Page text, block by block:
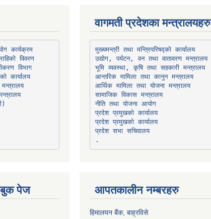
कार्यक्रम
सा.सु.भत्ता प्राप्त गर्ने लाभग्राहिको विवरण
राष्ट्रिय परिचयपत्र तथा पञ्‍जीकरण विभाग
कार्यालय
पेज
वागमती प्रदेशका मन्त्रालयहरु
मुख्यमन्त्री तथा मन्त्रिपरिषद्को कार्यालय
उद्योग, पर्यटन, वन तथा वातावरण मन्त्रालय
भूमि व्यवस्था, कृषि तथा सहकारी मन्त्रालय
आन्तरिक मामिला तथा कानुन मन्त्रालय
आर्थिक मामिला तथा योजना मन्त्रालय
सामाजिक विकास मन्त्रालय
नीति तथा योजना आयोग
प्रदेश प्रमुखको कार्यालय
प्रदेश प्रमुखको कार्यालय
प्रदेश सभा सचिवालय
आपतकालीन नम्बरहरु
हिमालयन बैंक, बाह्रविसे